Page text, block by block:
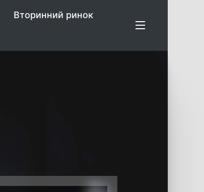
Вторинний ринок